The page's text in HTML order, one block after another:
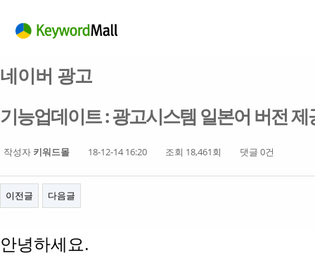
네이버 광고
기능업데이트 : 광고시스템 일본어 버전 제
작성자 키워드몰 18-12-14 16:20 조회 18,461회 댓글 0건
이전글 다음글
안녕하세요.